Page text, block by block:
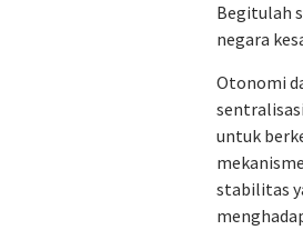
Begitulah
negara
Otonomi
untuk
stabilitas